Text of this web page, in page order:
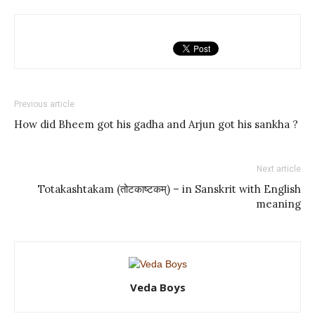
Previous article
How did Bheem got his gadha and Arjun got his sankha ?
Next article
Totakashtakam (तोटकाष्टकम्) – in Sanskrit with English
meaning
Veda Boys